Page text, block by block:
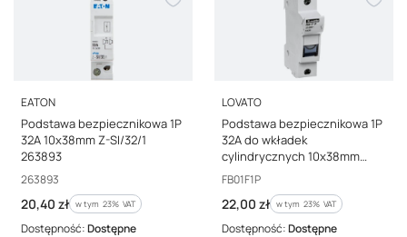
PRODUCENT
EATON
Podstawa bezpiecznikowa 1P
32A 10x38mm Z-SI/32/1
263893
Kod producenta
263893
Cena brutto
20,40 zł w tym %s VAT
w tym 23% VAT
Dostępność:Dostępne
PRODUCENT
LOVATO
Podstawa bezpiecznikowa 1P
32A do wkładek
cylindrycznych 10x38mm
FB01F1P
Kod producenta
FB01F1P
Cena brutto
22,00 zł w tym %s VAT
w tym 23% VAT
Dostępność:Dostępne